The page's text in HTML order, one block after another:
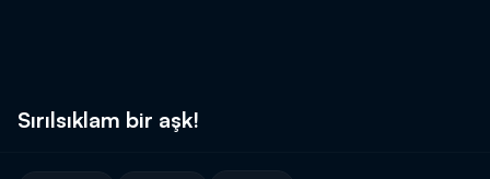
Sırılsıklam bir aşk!